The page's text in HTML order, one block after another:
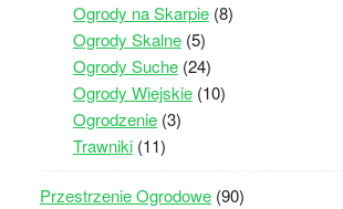
Ogrody na Skarpie(8)
Ogrody Skalne(5)
Ogrody Suche(24)
Ogrody Wiejskie(10)
Ogrodzenie(3)
Trawniki(11)
Przestrzenie Ogrodowe(90)